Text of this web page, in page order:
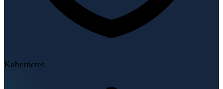
Kubernetes